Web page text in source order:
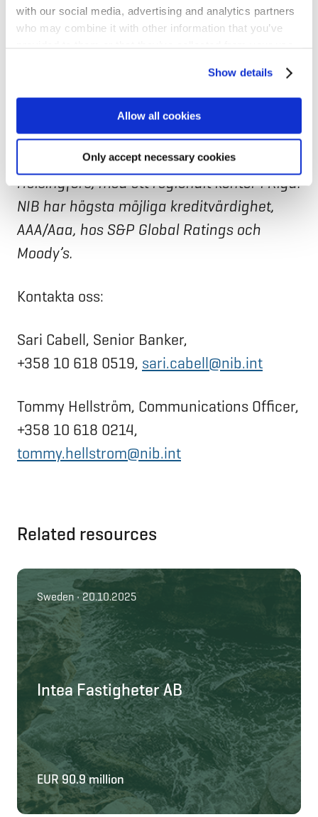
with our social media, advertising and analytics partners
who may combine it with other information that you’ve
can manage your cookie settings below.
Show details
Allow all cookies
Only accept necessary cookies
Nordiska investeringsbanken NIB är en
Danmark, Estland, Finland, Island,
Banken finansierar projekt som förbättrar
produktiviteten och miljön i Norden och
Baltikum. Bankens huvudkontor ligger i
Helsingfors, med ett regionalt kontor i Riga.
NIB har högsta möjliga kreditvärdighet,
AAA/Aaa, hos S&P Global Ratings och
Moody’s.
Kontakta oss:
Sari Cabell, Senior Banker,
+358 10 618 0519, sari.cabell@nib.int
Tommy Hellström, Communications Officer,
+358 10 618 0214,
tommy.hellstrom@nib.int
Related resources
Sweden • 20.10.2025
Intea Fastigheter AB
EUR 90.9 million